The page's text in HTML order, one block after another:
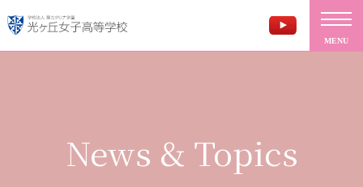
MENU
News & Topics